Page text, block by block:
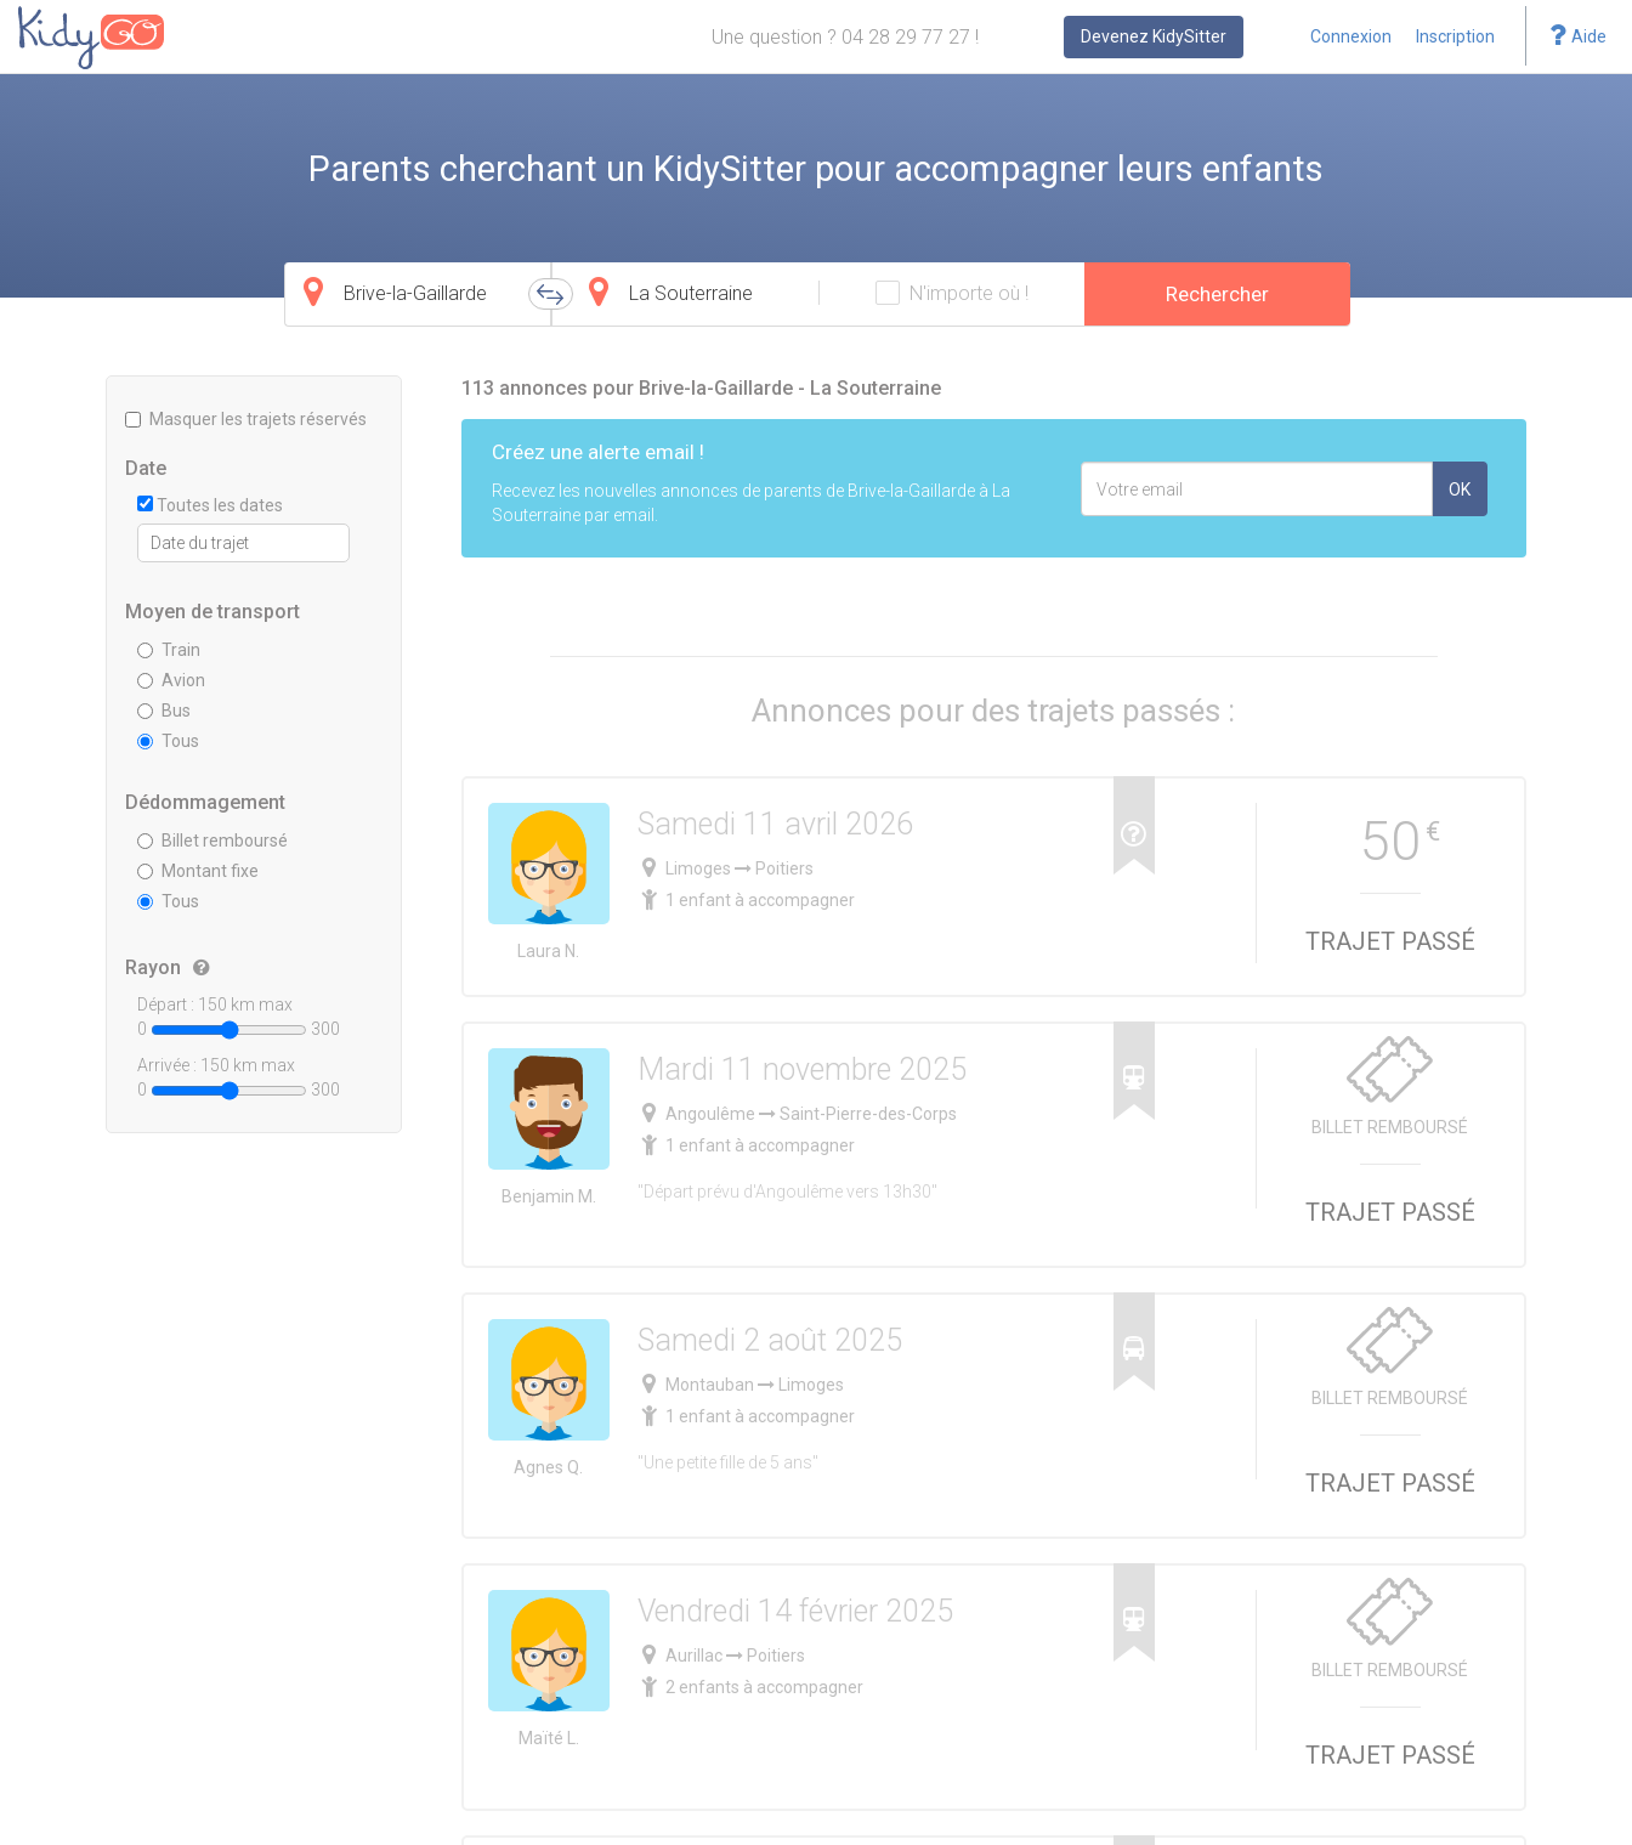
Une question ? 04 28 29 77 27 ! Devenez KidySitter Connexion Inscription Aide
Parents cherchant un KidySitter pour accompagner leurs enfants
Ville
de
départ
Ville
d'arrivée
N'importe où ! Rechercher
Masquer les trajets réservés
Date
Toutes les dates
Moyen de transport
Train
Avion
Bus
Tous
Dédommagement
Billet remboursé
Montant fixe
Tous
Rayon
Départ : 150 km max
0
300
Arrivée : 150 km max
0
300
113 annonces pour Brive-la-Gaillarde - La Souterraine
Créez une alerte email !
Recevez les nouvelles annonces de parents de Brive-la-Gaillarde à La
Souterraine par email.
mail
OK
Annonces pour des trajets passés :
Laura N.
Samedi 11 avril 2026
Limoges
Poitiers
1 enfant à accompagner
50 €
TRAJET PASSÉ
Benjamin M.
Mardi 11 novembre 2025
Angoulême
Saint-Pierre-des-Corps
1 enfant à accompagner
"Départ prévu d'Angoulême vers 13h30"
BILLET REMBOURSÉ
TRAJET PASSÉ
Agnes Q.
Samedi 2 août 2025
Montauban
Limoges
1 enfant à accompagner
"Une petite fille de 5 ans"
BILLET REMBOURSÉ
TRAJET PASSÉ
Maïté L.
Vendredi 14 février 2025
Aurillac
Poitiers
2 enfants à accompagner
BILLET REMBOURSÉ
TRAJET PASSÉ